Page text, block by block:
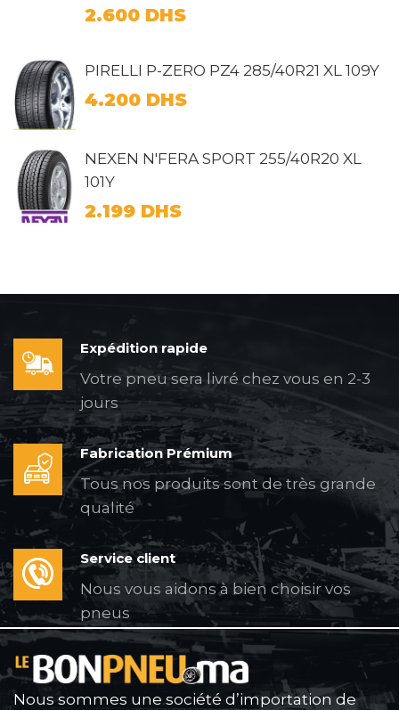
2.600 DHS
PIRELLI P-ZERO PZ4 285/40R21 XL 109Y
4.200 DHS
NEXEN N'FERA SPORT 255/40R20 XL
101Y
2.199 DHS
Expédition rapide
Votre pneu sera livré chez vous en 2-3
jours
Fabrication Prémium
Tous nos produits sont de très grande
qualité
Service client
Nous vous aidons à bien choisir vos
pneus
Nous sommes une société d’importation de